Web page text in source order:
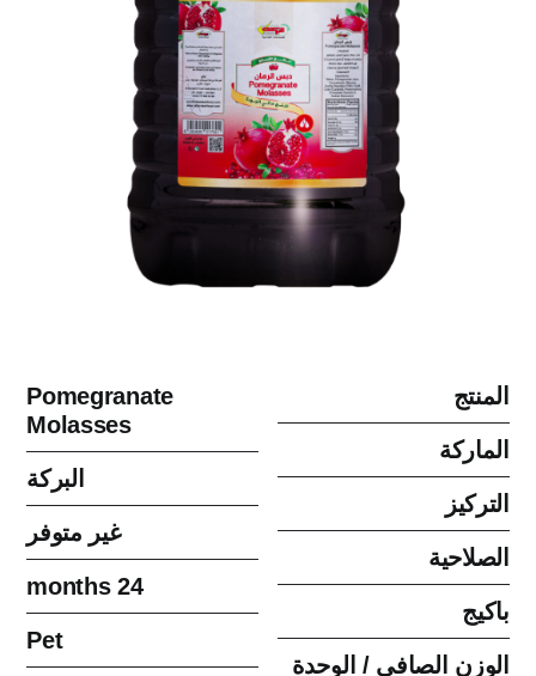
المنتج
الماركة
التركيز
الصلاحية
باكيج
الوزن الصافي / الوحدة
Pomegranate
Molasses
البركة
غير متوفر
24 months
Pet